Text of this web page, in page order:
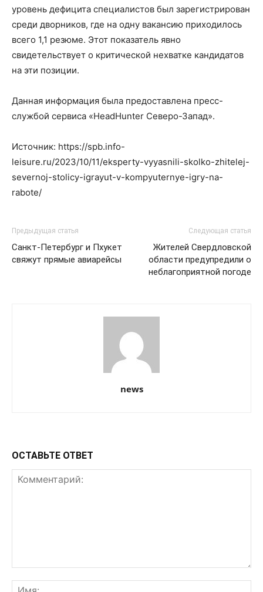
уровень дефицита специалистов был зарегистрирован
среди дворников, где на одну вакансию приходилось
всего 1,1 резюме. Этот показатель явно
свидетельствует о критической нехватке кандидатов
на эти позиции.
Данная информация была предоставлена пресс-
службой сервиса «HeadHunter Северо-Запад».
Источник: https://spb.info-
leisure.ru/2023/10/11/eksperty-vyyasnili-skolko-zhitelej-
severnoj-stolicy-igrayut-v-kompyuternye-igry-na-
rabote/
Предыдущая статья
Санкт-Петербург и Пхукет
свяжут прямые авиарейсы
Следующая статья
Жителей Свердловской
области предупредили о
неблагоприятной погоде
news
ОСТАВЬТЕ ОТВЕТ